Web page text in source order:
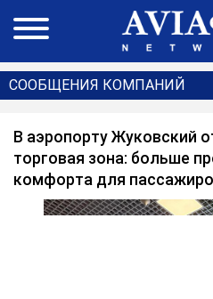
СООБЩЕНИЯ КОМПАНИЙ
В аэропорту Жуковский
торговая зона: больше
комфорта для